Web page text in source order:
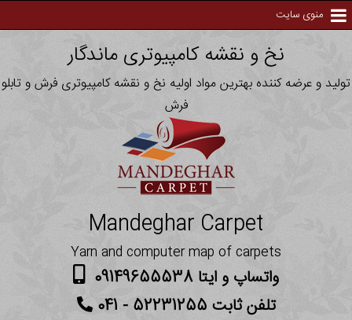
منوی سایت
نخ و نقشه کامپیوتری ماندگار
تولید و عرضه کننده بهترین مواد اولیه نخ و نقشه کامپیوتری فرش و تابلو
فرش
Mandeghar Carpet
Yarn and computer map of carpets
واتساپ و ایتا 09149655538
تلفن ثابت 52231255 - 041